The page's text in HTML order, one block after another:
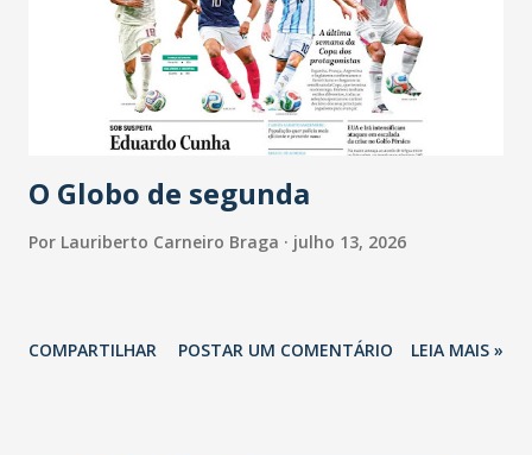
O Globo de segunda
Por Lauriberto Carneiro Braga julho 13, 2026
COMPARTILHAR POSTAR UM COMENTÁRIO LEIA MAIS »